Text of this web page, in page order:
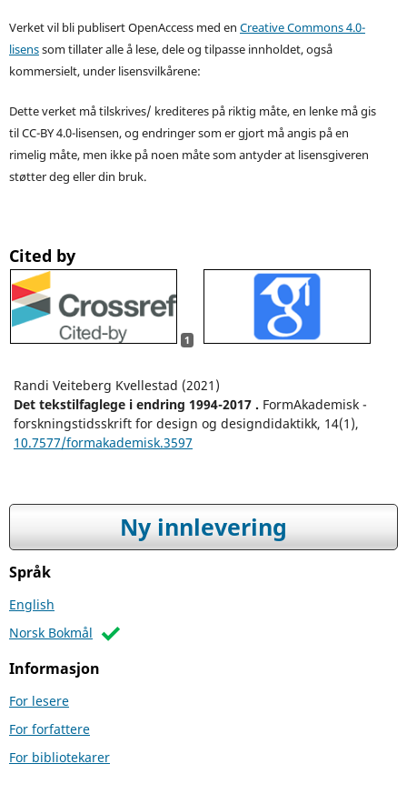
Verket vil bli publisert OpenAccess med en Creative Commons 4.0-
lisenssom tillater alle å lese, dele og tilpasse innholdet, også
kommersielt, under lisensvilkårene:
Dette verket må tilskrives/ krediteres på riktig måte, en lenke må gis
til CC-BY 4.0-lisensen, og endringer som er gjort må angis på en
rimelig måte, men ikke på noen måte som antyder at lisensgiveren
støtter deg eller din bruk.
Cited by
1
Randi Veiteberg Kvellestad (2021)
Det tekstilfaglege i endring 1994-2017 . FormAkademisk -
forskningstidsskrift for design og designdidaktikk, 14(1),
10.7577/formakademisk.3597
Ny innlevering
Språk
English
Norsk Bokmål
Informasjon
For lesere
For forfattere
For bibliotekarer